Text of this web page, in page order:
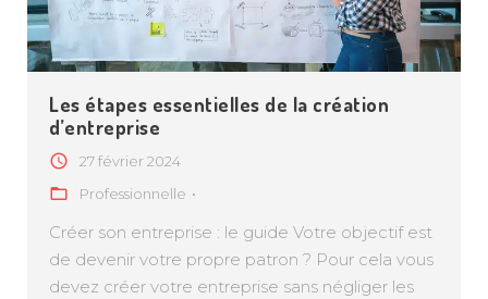
Les étapes essentielles de la création
d’entreprise
27 février 2024
Professionnelle
Créer son entreprise : le guide Votre objectif est
de devenir votre propre patron ? Pour cela vous
devez créer votre entreprise sans négliger les